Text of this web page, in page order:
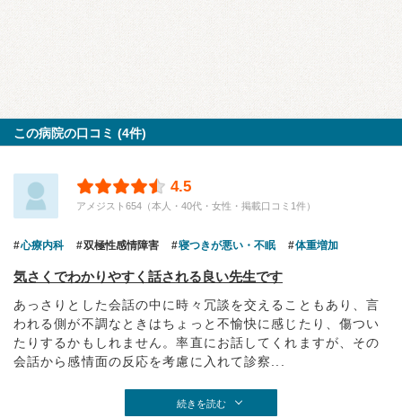
この病院の口コミ (4件)
4.5
アメジスト654（本人・40代・女性・掲載口コミ1件）
心療内科 双極性感情障害 寝つきが悪い・不眠 体重増加
気さくでわかりやすく話される良い先生です
あっさりとした会話の中に時々冗談を交えることもあり、言
われる側が不調なときはちょっと不愉快に感じたり、傷つい
たりするかもしれません。率直にお話してくれますが、その
会話から感情面の反応を考慮に入れて診察...
続きを読む